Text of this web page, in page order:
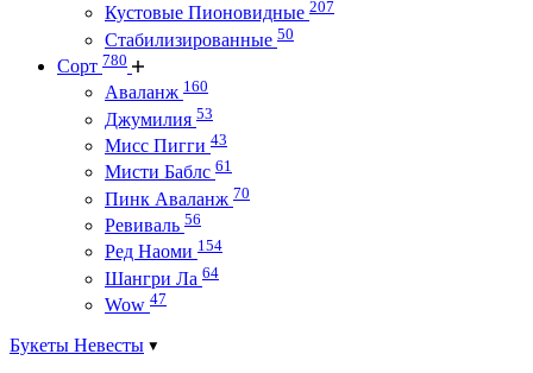
Кустовые Пионовидные 207
Стабилизированные 50
Сорт 780
Аваланж 160
Джумилия 53
Мисс Пигги 43
Мисти Баблс 61
Пинк Аваланж 70
Ревиваль 56
Ред Наоми 154
Шангри Ла 64
Wow 47
Букеты Невесты